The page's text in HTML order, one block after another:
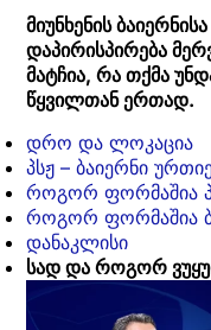
მიუნხენის
დაპირისპირება
მატჩია, რა თქმა
წყვილთან ერთად.
დრო და ლოკაცია
პსჟ – ბაიერნი
როგორ ფორმაშია
როგორ ფორმაშია
დანაკლისი
სად და როგორ